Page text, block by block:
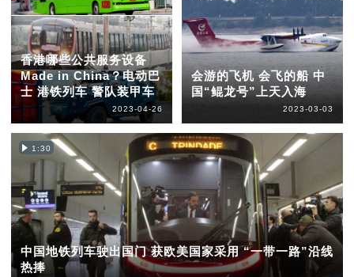
香港哪些公共服务设备
Made in China？电动巴
士 港铁列车 警队装甲车
2023-04-26
会游的飞机 会飞的船 中
国“鲲龙号”上天入海
2023-03-03
1:30
中国地铁列车驶出国门 获欧美国家采用 “一带一路”沿线
热捧